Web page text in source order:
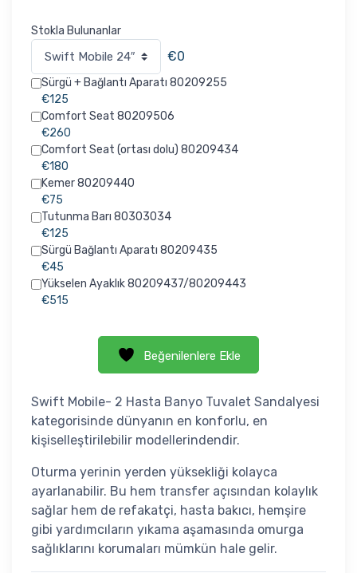
Stokla Bulunanlar
€0
Sürgü + Bağlantı Aparatı 80209255
€125
Comfort Seat 80209506
€260
Comfort Seat (ortası dolu) 80209434
€180
Kemer 80209440
€75
Tutunma Barı 80303034
€125
Sürgü Bağlantı Aparatı 80209435
€45
Yükselen Ayaklık 80209437/80209443
€515
Beğenilenlere Ekle
Swift Mobile- 2 Hasta Banyo Tuvalet Sandalyesi
kategorisinde dünyanın en konforlu, en
kişiselleştirilebilir modellerindendir.
Oturma yerinin yerden yüksekliği kolayca
ayarlanabilir. Bu hem transfer açısından kolaylık
sağlar hem de refakatçi, hasta bakıcı, hemşire
gibi yardımcıların yıkama aşamasında omurga
sağlıklarını korumaları mümkün hale gelir.